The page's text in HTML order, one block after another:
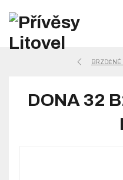
BRZDĚNÉ
DONA 32